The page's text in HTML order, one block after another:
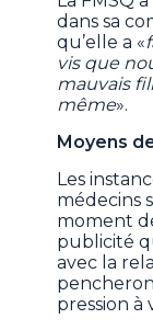
dans sa
qu’elle a «
vis que
mauvais
même».
Moyens
Les
médecins
moment
publicité
avec la
pression à